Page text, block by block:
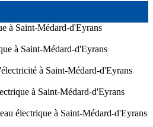
à Saint-Médard-d'Eyrans
à Saint-Médard-d'Eyrans
à Saint-Médard-d'Eyrans
à Saint-Médard-d'Eyrans
électrique à Saint-Médard-d'Eyrans